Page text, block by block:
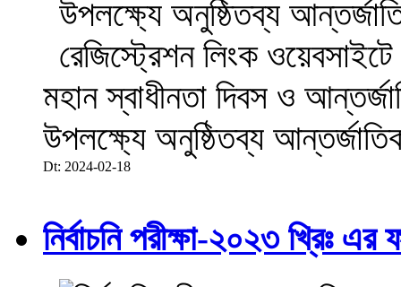
মহান স্বাধীনতা দিবস ও
উপলক্ষ্যে অনুষ্ঠিতব্য
Dt: 2024-02-18
নির্বাচনি পরীক্ষা-২০২৩ খ্রিঃ